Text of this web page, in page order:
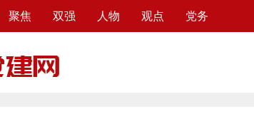
聚焦 双强 人物 观点 党务